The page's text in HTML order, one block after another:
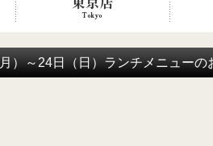
）～24日（日）ランチメニューの